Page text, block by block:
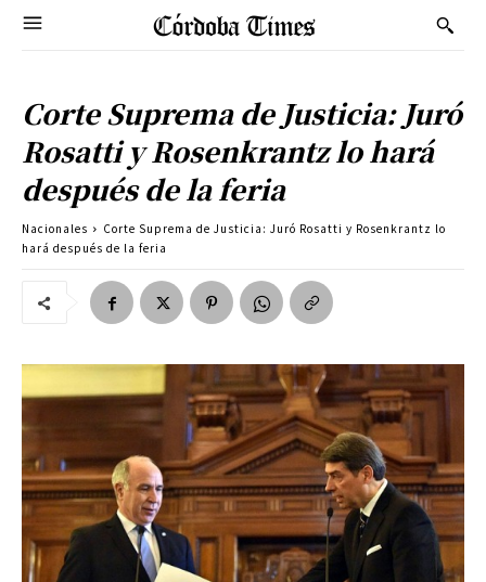
Corte Suprema de Justicia: Juró
Rosatti y Rosenkrantz lo hará
después de la feria
Nacionales
Corte Suprema de Justicia: Juró Rosatti y Rosenkrantz lo
hará después de la feria